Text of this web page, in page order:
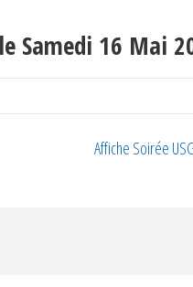
Samedi 16 Mai
Affiche Soirée